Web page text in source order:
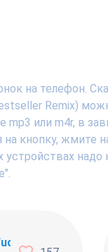
на телефон.
Remix)
mp3 или m4r, в
на кнопку,
Newbie